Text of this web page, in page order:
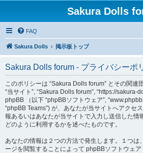
Sakura Dolls
FAQ
Sakura Dolls 掲示板トップ
Sakura Dolls forum - プライバシーポ
このポリシーは “Sakura Dolls forum” とその関連
“当サイト”, “Sakura Dolls forum”, “https://sakura-
phpBB （以下 “phpBBソフトウェア”,
“phpBB Teams”) が、あなたが当サイトへアクセ
報あるいはあなたが当サイトで入力し送信した情
どのように利用するかを述べたものです。
あなたの情報は２つの方法で発生します。１つは
ージを閲覧することによって phpBBソフトウェ